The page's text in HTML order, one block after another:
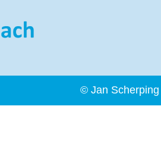
© Jan